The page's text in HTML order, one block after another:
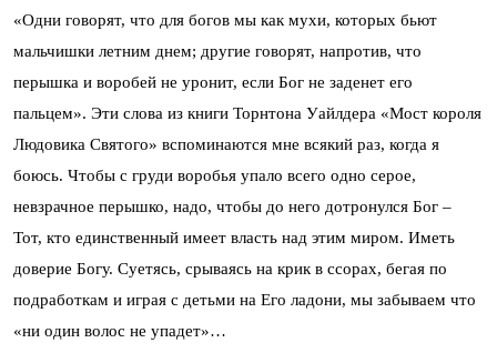
«Одни говорят, что для богов мы как мухи, которых бьют
мальчишки летним днем; другие говорят, напротив, что
перышка и воробей не уронит, если Бог не заденет его
пальцем». Эти слова из книги Торнтона Уайлдера «Мост короля
Людовика Святого» вспоминаются мне всякий раз, когда я
боюсь. Чтобы с груди воробья упало всего одно серое,
невзрачное перышко, надо, чтобы до него дотронулся Бог –
Тот, кто единственный имеет власть над этим миром. Иметь
доверие Богу. Суетясь, срываясь на крик в ссорах, бегая по
подработкам и играя с детьми на Его ладони, мы забываем что
«ни один волос не упадет»…